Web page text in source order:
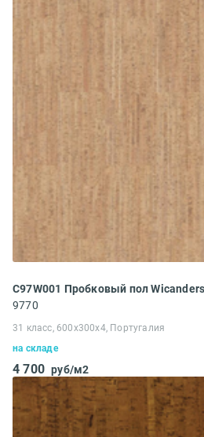
C97W001 Пробковый пол
9770
31 класс, 600x300x4, Португалия
на складе
4 700 руб/м2